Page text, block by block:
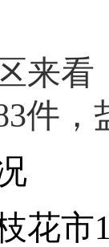
来看
件
花市